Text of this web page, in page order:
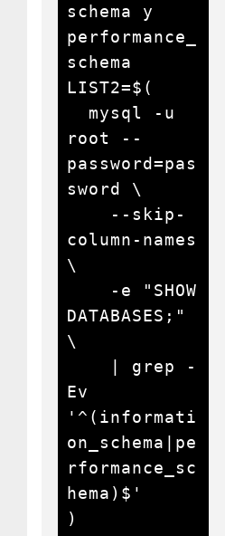
schema y
performance_
schema
LIST2=$(
root --
password=pas
sword \
column-names
\
DATABASES;"
\
Ev
'^(informati
on_schema|pe
rformance_sc
hema)$'
)